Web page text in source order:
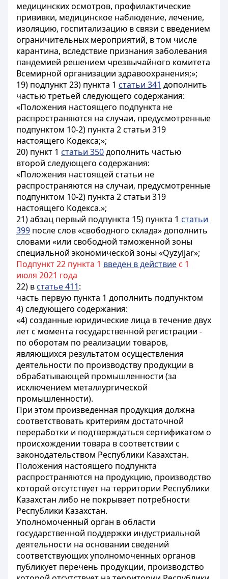
медицинских осмотров, профилактические
прививки, медицинское наблюдение, лечение,
изоляцию, госпитализацию в связи с введением
ограничительных мероприятий, в том числе
карантина, вследствие признания заболевания
пандемией решением чрезвычайного комитета
Всемирной организации здравоохранения;»;
19) подпункт 23) пункта 1 статьи 341 дополнить
частью третьей следующего содержания:
«Положения настоящего подпункта не
распространяются на случаи, предусмотренные
подпунктом 10-2) пункта 2 статьи 319
настоящего Кодекса;»;
20) пункт 1 статьи 350дополнить частью
второй следующего содержания:
«Положения настоящей статьи не
распространяются на случаи, предусмотренные
подпунктом 10-2) пункта 2 статьи 319
настоящего Кодекса.»;
21) абзац первый подпункта 15) пункта 1 статьи
399 после слов «свободного склада» дополнить
словами «или свободной таможенной зоны
специальной экономической зоны «Qyzyljar»;
Подпункт 22 пункта 1 введен в действие с 1
июля 2021 года
22) в статье 411:
часть первую пункта 1 дополнить подпунктом
4) следующего содержания:
«4) созданные юридические лица в течение двух
лет с момента государственной регистрации -
по оборотам по реализации товаров,
являющихся результатом осуществления
деятельности по производству продукции в
обрабатывающей промышленности (за
исключением металлургической
промышленности).
При этом произведенная продукция должна
соответствовать критериям достаточной
переработки и подтверждаться сертификатом о
происхождении товара в соответствии с
законодательством Республики Казахстан.
Положения настоящего подпункта
распространяются на продукцию, производство
которой отсутствует на территории Республики
Казахстан либо не покрывает потребности
Республики Казахстан.
Уполномоченный орган в области
государственной поддержки индустриальной
деятельности на основании сведений
соответствующих уполномоченных органов
публикует перечень продукции, производство